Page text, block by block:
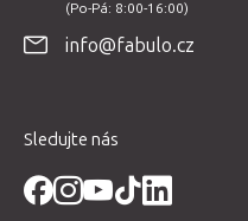
info@fabulo.cz
Sledujte nás